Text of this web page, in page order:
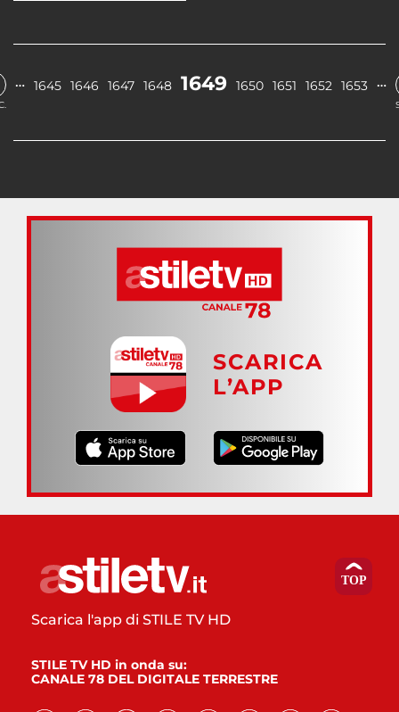
… 1645 1646 1647 1648 1649 1650 1651 1652 1653 …
SCARICA
L’APP
Scarica l'app di STILE TV HD
STILE TV HD in onda su:
CANALE 78 DEL DIGITALE TERRESTRE